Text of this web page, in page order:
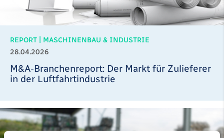
REPORT | MASCHINENBAU & INDUSTRIE
28.04.2026
M&A-Branchenreport: Der Markt für Zulieferer
in der Luftfahrtindustrie